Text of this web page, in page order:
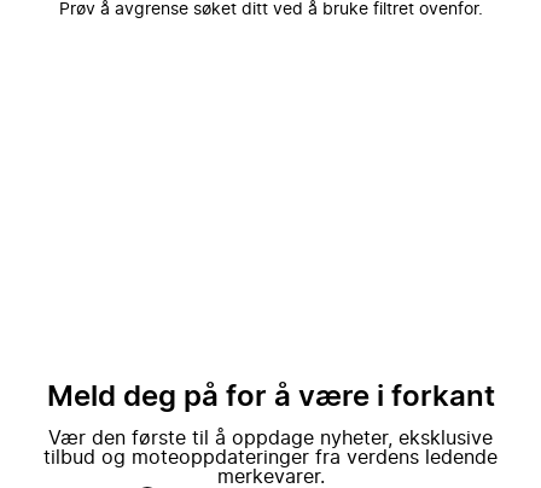
Prøv å avgrense søket ditt ved å bruke filtret ovenfor.
Meld deg på for å være i forkant
Vær den første til å oppdage nyheter, eksklusive
tilbud og moteoppdateringer fra verdens ledende
merkevarer.